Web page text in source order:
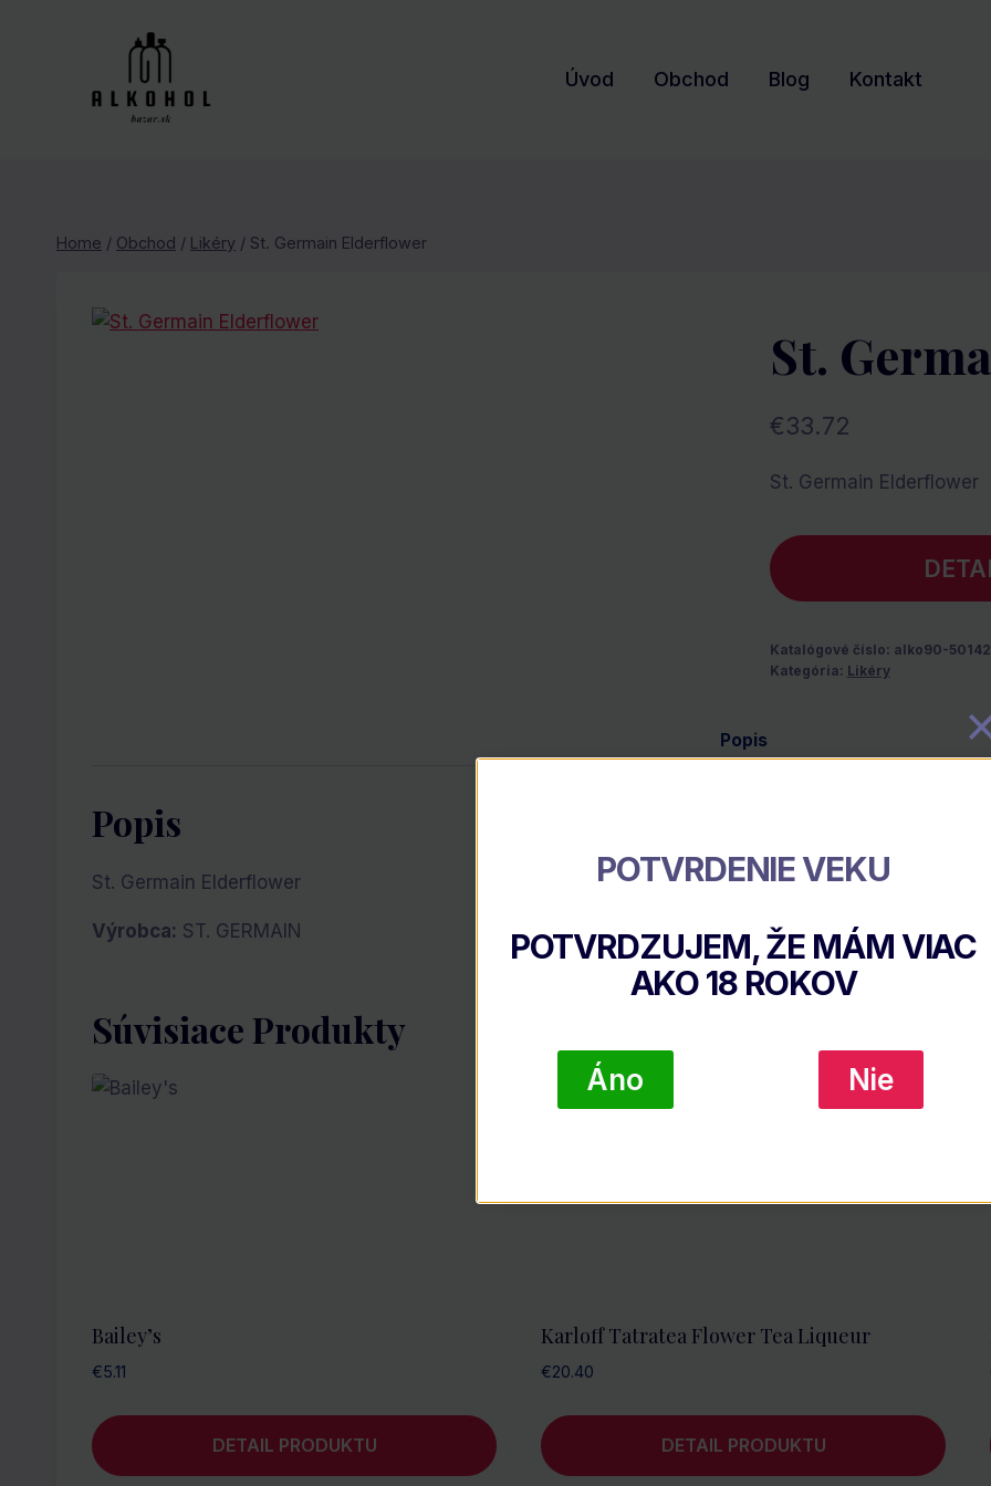
Úvod Obchod Blog Kontakt
Home / Obchod / Likéry / St. Germain Elderflower
St.
€33.72
St. Germain Elderflower
Katalógové číslo: alko90-
Kategória: Likéry
Popis
Popis
St. Germain Elderflower
Výrobca: ST. GERMAIN
Súvisiace Produkty
Bailey’s
€5.11
DETAIL PRODUKTU
Karloff Tatratea Flower Tea Liqueur
€20.40
DETAIL PRODUKTU
POTVRDENIE VEKU
POTVRDZUJEM, ŽE MÁM VIAC
AKO18 ROKOV
Áno Nie